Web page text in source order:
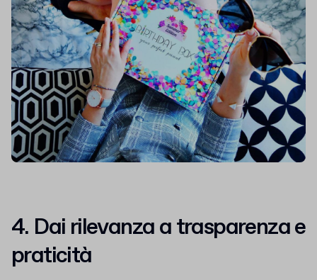
4. Dai rilevanza a trasparenza e
praticità